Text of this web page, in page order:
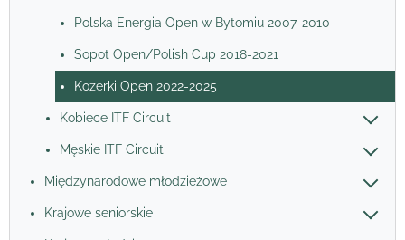
Polska Energia Open w Bytomiu 2007-2010
Sopot Open/Polish Cup 2018-2021
Kozerki Open 2022-2025
Kobiece ITF Circuit
Męskie ITF Circuit
Międzynarodowe młodzieżowe
Krajowe seniorskie